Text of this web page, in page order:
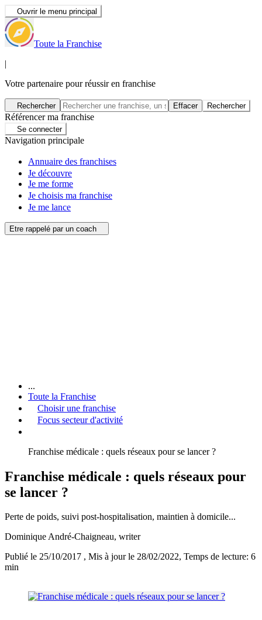
Ouvrir le menu principal
Toute la Franchise
|
Votre partenaire pour réussir en franchise
Rechercher Effacer Rechercher
Référencer ma franchise
Se connecter
Navigation principale
Annuaire des franchises
Je découvre
Je me forme
Je choisis ma franchise
Je me lance
Etre rappelé par un coach
...
Toute la Franchise
Choisir une franchise
Focus secteur d'activité
Franchise médicale : quels réseaux pour se lancer ?
Franchise médicale : quels réseaux pour
se lancer ?
Perte de poids, suivi post-hospitalisation, maintien à domicile...
Dominique André-Chaigneau, writer
Publié le 25/10/2017 , Mis à jour le 28/02/2022, Temps de lecture: 6
min